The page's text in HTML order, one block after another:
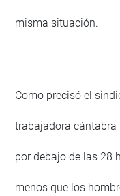
misma situación.
Como precisó el
trabajadora
por debajo de las 28
menos que los